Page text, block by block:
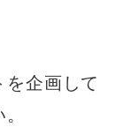
企画して